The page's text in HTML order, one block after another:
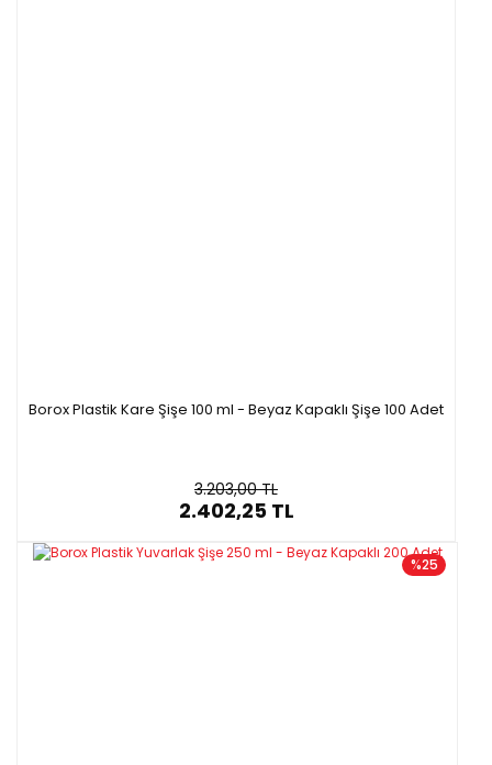
Borox Plastik Kare Şişe 100 ml - Beyaz Kapaklı Şişe 100 Adet
3.203,00 TL
2.402,25 TL
%25